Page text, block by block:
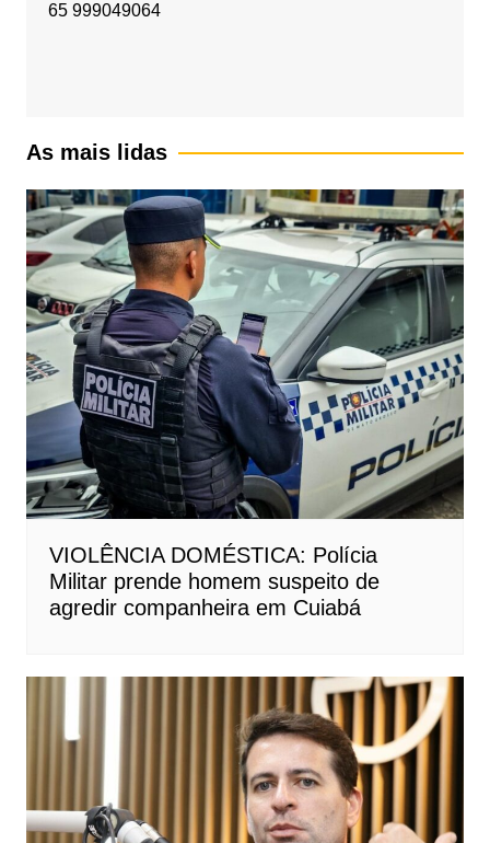
65 999049064
As mais lidas
VIOLÊNCIA DOMÉSTICA: Polícia
Militar prende homem suspeito de
agredir companheira em Cuiabá